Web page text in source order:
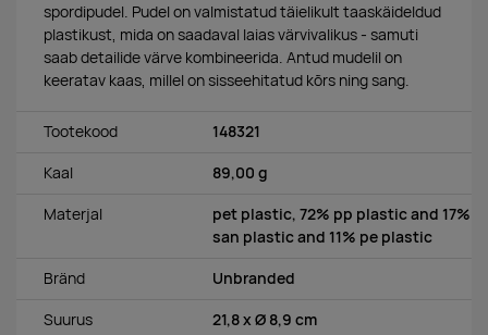
spordipudel. Pudel on valmistatud täielikult taaskäideldud
plastikust, mida on saadaval laias värvivalikus - samuti
saab detailide värve kombineerida. Antud mudelil on
keeratav kaas, millel on sisseehitatud kõrs ning sang.
Tootekood 148321
Kaal 89,00 g
Materjal
pet plastic, 72% pp plastic and 17%
san plastic and 11% pe plastic
Bränd Unbranded
Suurus 21,8 x Ø 8,9 cm